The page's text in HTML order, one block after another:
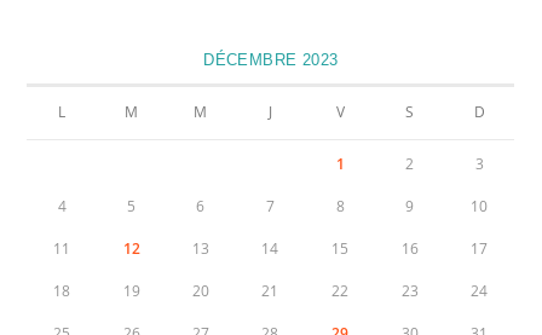
DÉCEMBRE 2023
L M M J V S D
1 2 3
4 5 6 7 8 9 10
11 12 13 14 15 16 17
18 19 20 21 22 23 24